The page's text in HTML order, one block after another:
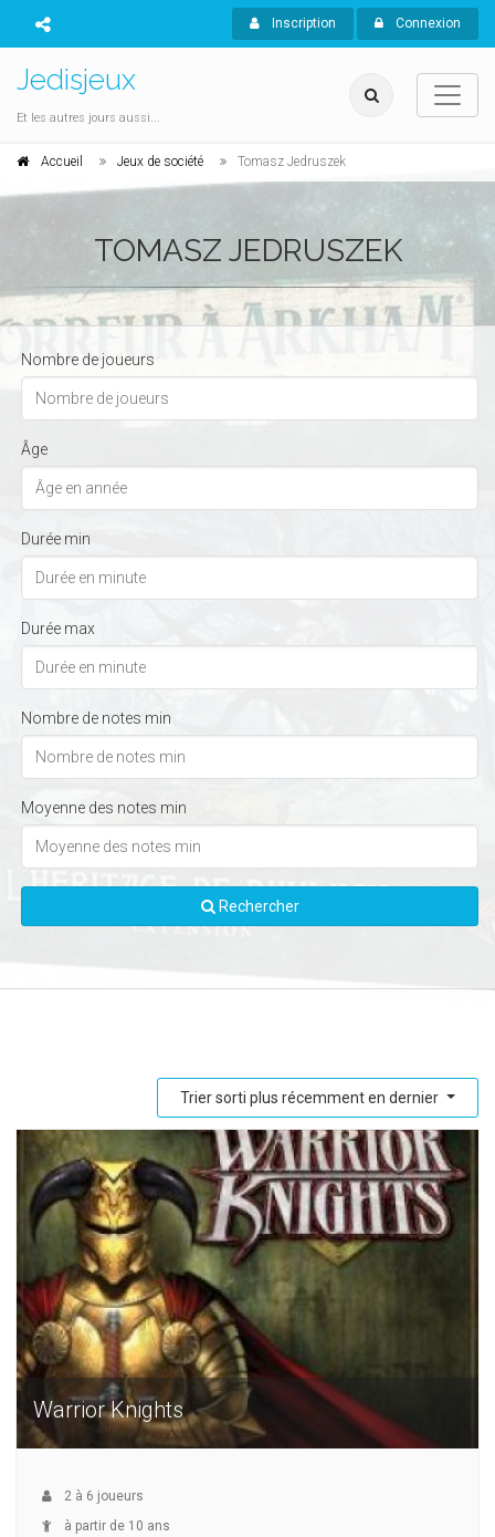
Inscription Connexion
Jedisjeux
Et les autres jours aussi...
Accueil Jeux de société Tomasz Jedruszek
TOMASZ JEDRUSZEK
Nombre de joueurs
Âge
Durée min
Durée max
Nombre de notes min
Moyenne des notes min
Rechercher
Trier sorti plus récemment en dernier
Warrior Knights
2 à 6 joueurs
à partir de 10 ans